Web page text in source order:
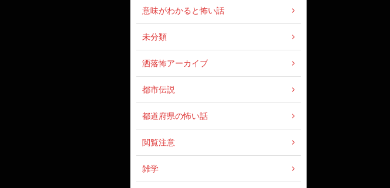
意味がわかると怖い話
未分類
洒落怖アーカイブ
都市伝説
都道府県の怖い話
閲覧注意
雑学